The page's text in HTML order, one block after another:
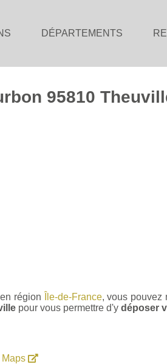
DÉPARTEMENTS
95810
région Île-de-France, vous pouvez
pour vous permettre d'y déposer
Maps